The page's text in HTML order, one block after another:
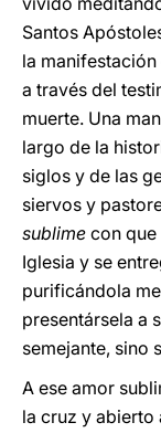
Santos
la
a través del
muerte. Una
largo de la
siglos y de las
siervos y
sublime con que
Iglesia y se
purificándola
presentársela a
semejante, sino
A ese amor
la cruz y abierto